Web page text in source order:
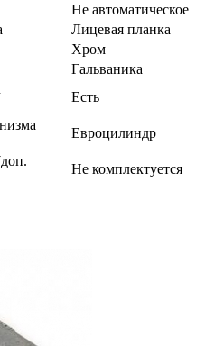
Не автоматическое
Лицевая планка
Хром
Гальваника
Есть
Евроцилиндр
Не комплектуется